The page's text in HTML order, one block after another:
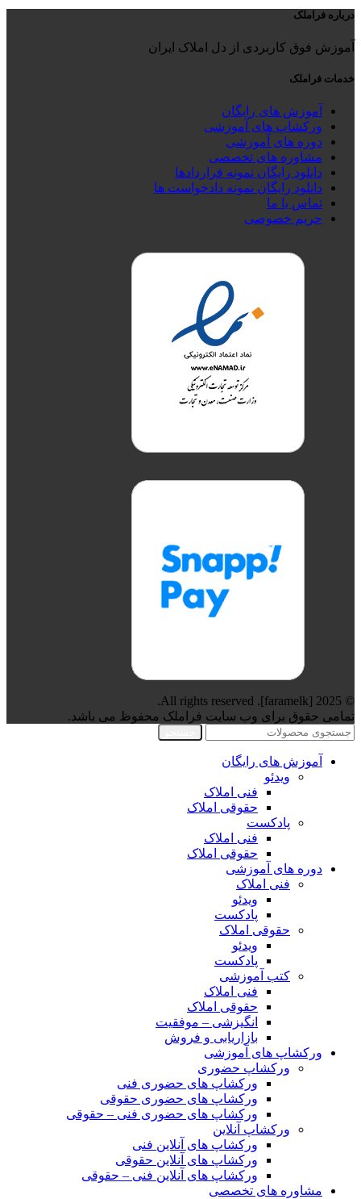
40,000 تومان
32,000 تومان
درباره فراملک
آموزش فوق کاربردی از دل املاک ایران
خدمات فراملک
آموزش های رایگان
ورکشاپ های آموزشی
دوره های آموزشی
مشاوره های تخصصی
دانلود رایگان نمونه قراردادها
دانلود رایگان نمونه دادخواست ها
تماس با ما
حریم خصوصی
© 2025 [faramelk]. All rights reserved.
تمامی حقوق برای وب سایت فراملک محفوظ می باشد.
آموزش های رایگان
ویدئو
فنی املاک
حقوقی املاک
پادکست
فنی املاک
حقوقی املاک
دوره های آموزشی
فنی املاک
ویدئو
پادکست
حقوقی املاک
ویدئو
پادکست
کتب آموزشی
فنی املاک
حقوقی املاک
انگیزشی – موفقیت
بازاریابی و فروش
ورکشاپ های آموزشی
ورکشاپ حضوری
ورکشاپ های حضوری فنی
ورکشاپ های حضوری حقوقی
ورکشاپ های حضوری فنی – حقوقی
ورکشاپ آنلاین
ورکشاپ های آنلاین فنی
ورکشاپ های آنلاین حقوقی
ورکشاپ های آنلاین فنی – حقوقی
مشاوره های تخصصی